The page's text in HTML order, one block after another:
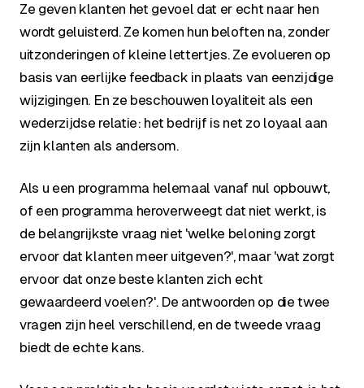
Ze geven klanten het gevoel dat er echt naar hen
wordt geluisterd. Ze komen hun beloften na, zonder
uitzonderingen of kleine lettertjes. Ze evolueren op
basis van eerlijke feedback in plaats van eenzijdige
wijzigingen. En ze beschouwen loyaliteit als een
wederzijdse relatie: het bedrijf is net zo loyaal aan
zijn klanten als andersom.
Als u een programma helemaal vanaf nul opbouwt,
of een programma heroverweegt dat niet werkt, is
de belangrijkste vraag niet 'welke beloning zorgt
ervoor dat klanten meer uitgeven?', maar 'wat zorgt
ervoor dat onze beste klanten zich echt
gewaardeerd voelen?'. De antwoorden op die twee
vragen zijn heel verschillend, en de tweede vraag
biedt de echte kans.